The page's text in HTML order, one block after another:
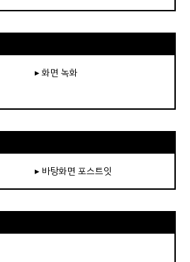
▸ 화면 녹화
▸ 바탕화면 포스트잇